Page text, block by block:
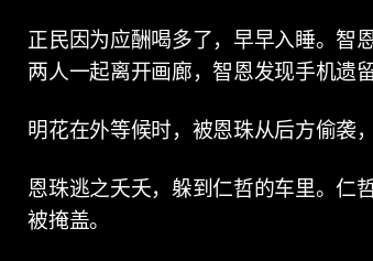
正民因为应酬喝多了，早早入睡。智
两人一起离开画廊，智恩发现手机遗
明花在外等候时，被恩珠从后方偷袭
恩珠逃之夭夭，躲到仁哲的车里。仁
被掩盖。